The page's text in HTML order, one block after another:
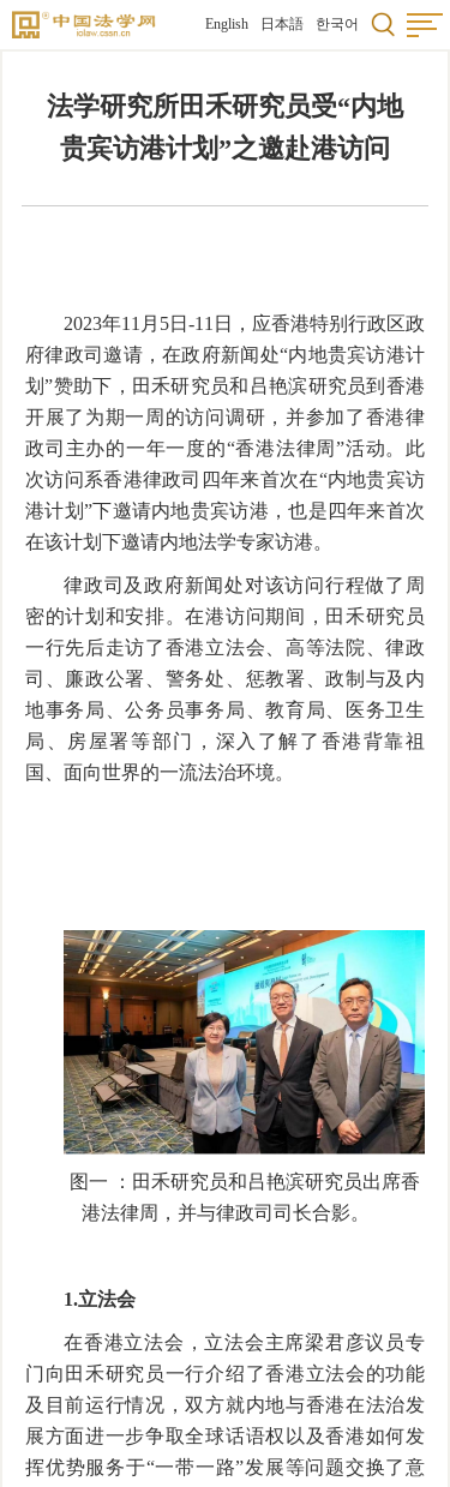
English 日本語 한국어
法学研究所田禾研究员受“内地
贵宾访港计划”之邀赴港访问
2023年11 月 5日 -11 日，应香港特别行政区政
府律政司邀请，在政府新闻处“内地贵宾访港计
划”赞助下，田禾研究员和吕艳滨研究员到香港
开展了为期一周的访问调研，并参加了香港律
政司主办的一年一度的“香港法律周”活动。此
次访问系香港律政司四年来首次在“内地贵宾访
港计划”下邀请内地贵宾访港，也是四年来首次
在该计划下邀请内地法学专家访港。
律政司及政府新闻处对该访问行程做了周
密的计划和安排。在港访问期间，田禾研究员
一行先后走访了香港立法会、高等法院、律政
司、廉政公署、警务处、惩教署、政制与及内
地事务局、公务员事务局、教育局、医务卫生
局、房屋署等部门，深入了解了香港背靠祖
国、面向世界的一流法治环境。
图一 ：田禾研究员和吕艳滨研究员出席香
港法律周，并与律政司司长合影。
1.立法会
在香港立法会，立法会主席梁君彦议员专
门向田禾研究员一行介绍了香港立法会的功能
及目前运行情况，双方就内地与香港在法治发
展方面进一步争取全球话语权以及香港如何发
挥优势服务于“一带一路”发展等问题交换了意